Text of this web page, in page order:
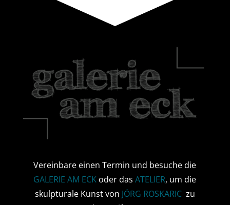
Vereinbare einen Termin und besuche die
GALERIE AM ECK oder dasATELIER, um die
skulpturale Kunst von JÖRG ROSKARICzu